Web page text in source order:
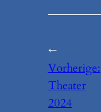
←
Vorherige:
Theater
2024